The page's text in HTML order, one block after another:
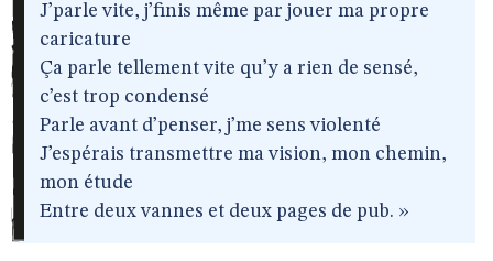
J’parle vite, j’finis même par jouer ma propre
caricature
Ça parle tellement vite qu’y a rien de sensé,
c’est trop condensé
Parle avant d’penser, j’me sens violenté
J’espérais transmettre ma vision, mon chemin,
mon étude
Entre deux vannes et deux pages de pub. »